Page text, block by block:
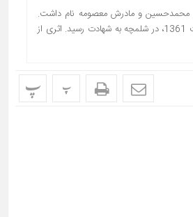
آمد. پدرش محمدحسین و مادرش معصومه نام داشت.
دانش آموز اول متوسطه در رشته انسانی بود. به عنوان بسیجی در جبهه حضور یافت. هجدهم اردیبهشت 1361‏، در شلمچه به شهادت رسید. اثری از
پ پ